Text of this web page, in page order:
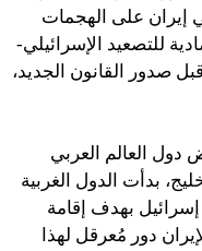
في إيران على الهجمات
للتصعيد الإسرائيلي-
صدور القانون الجديد،
دول العالم العربي
بدأت الدول الغربية
بهدف إقامة
دور مُعرقل لهذا